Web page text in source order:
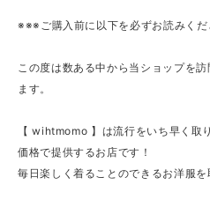
※※※ご購入前に以下を必ずお読みく
この度は数ある中から当ショップを
ます。
【 wihtmomo 】は流行をいち早く取
価格で提供するお店です！
毎日楽しく着ることのできるお洋服を